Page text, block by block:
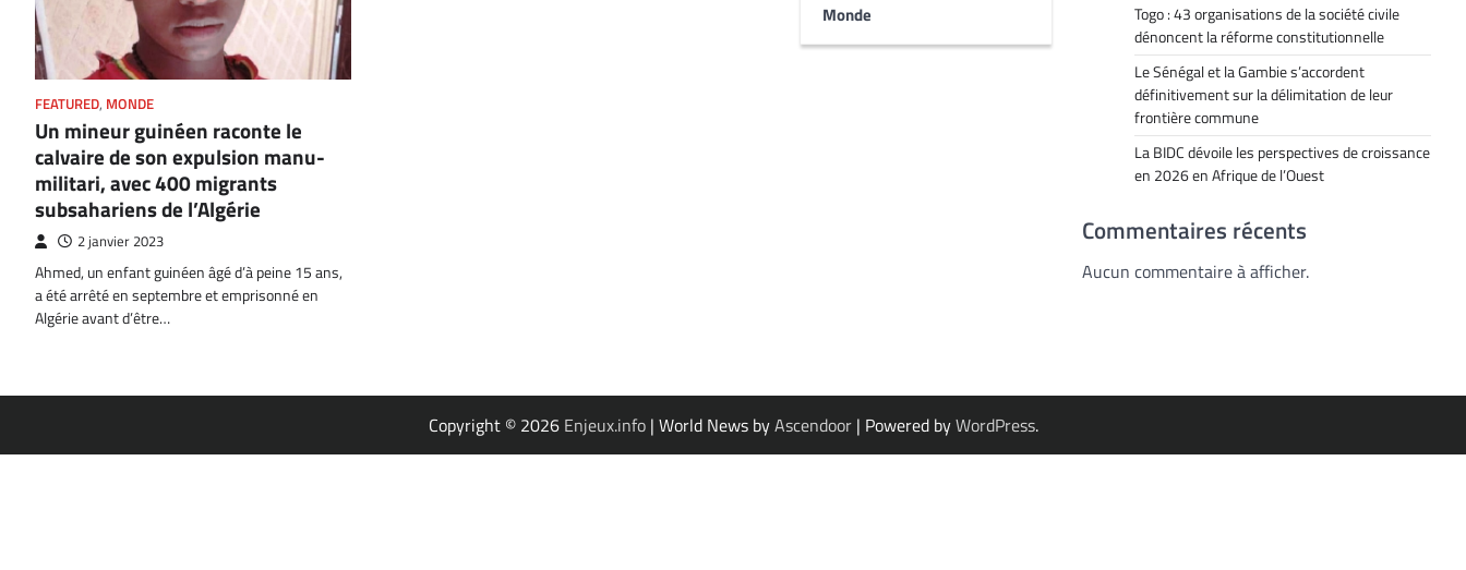
Monde
FEATURED, MONDE
Un mineur guinéen raconte le
calvaire de son expulsion manu-
militari, avec 400 migrants
subsahariens de l’Algérie
2 janvier 2023
Ahmed, un enfant guinéen âgé d’à peine 15 ans,
a été arrêté en septembre et emprisonné en
Algérie avant d’être…
Togo : 43 organisations de la société civile
dénoncent la réforme constitutionnelle
Le Sénégal et la Gambie s’accordent
définitivement sur la délimitation de leur
frontière commune
La BIDC dévoile les perspectives de croissance
en 2026 en Afrique de l’Ouest
Commentaires récents
Aucun commentaire à afficher.
Copyright © 2026 Enjeux.info| World News byAscendoor| Powered byWordPress.